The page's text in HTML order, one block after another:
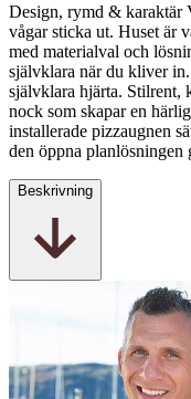
Design, rymd & karaktär
vågar sticka ut. Huset är
med materialval och
självklara när du kliver
självklara hjärta. Stilrent,
nock som skapar en
installerade pizzaugnen
den öppna planlösningen
Beskrivning